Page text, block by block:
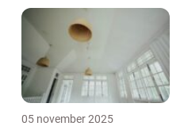
05 november 2025